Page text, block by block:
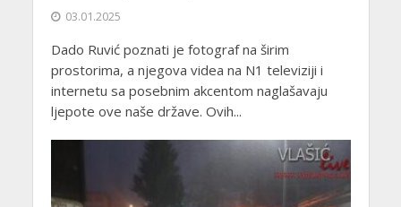
03.01.2025
Dado Ruvić poznati je fotograf na širim
prostorima, a njegova videa na N1 televiziji i
internetu sa posebnim akcentom naglašavaju
ljepote ove naše države. Ovih...